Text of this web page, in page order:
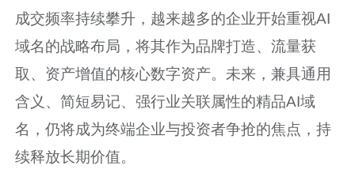
成交频率持续攀升，越来越多的企业开始重视AI
域名的战略布局，将其作为品牌打造、流量获
取、资产增值的核心数字资产。未来，兼具通用
含义、简短易记、强行业关联属性的精品AI域
名，仍将成为终端企业与投资者争抢的焦点，持
续释放长期价值。